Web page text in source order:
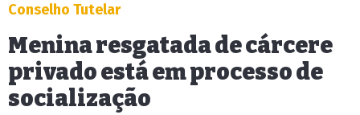
Conselho Tutelar
Menina resgatada de cárcere
privado está em processo de
socialização